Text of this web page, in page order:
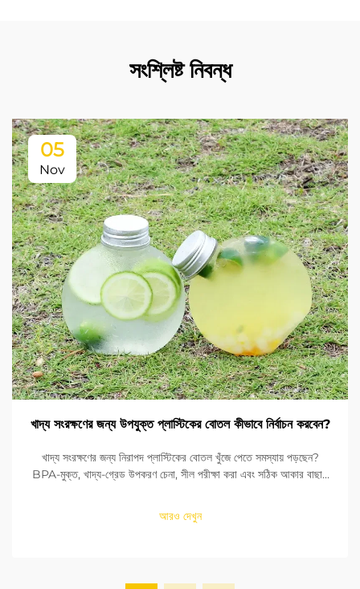
সংশ্লিষ্ট নিবন্ধ
05
Nov
খাদ্য সংরক্ষণের জন্য উপযুক্ত প্লাস্টিকের বোতল কীভাবে নির্বাচন করবেন?
খাদ্য সংরক্ষণের জন্য নিরাপদ প্লাস্টিকের বোতল খুঁজে পেতে সমস্যায় পড়ছেন?
BPA-মুক্ত, খাদ্য-গ্রেড উপকরণ চেনা, সীল পরীক্ষা করা এবং সঠিক আকার বাছাই
আরও দেখুন